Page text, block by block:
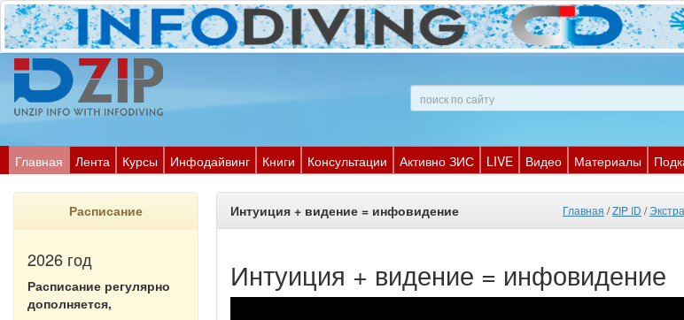
Главная Лента Курсы Инфодайвинг Книги Консультации Активно ЗИС LIVE Видео Материалы
Расписание
2026 год
Расписание регулярно
дополняется,
Интуиция + видение = инфовидение Главная /ZIP ID /
Интуиция + видение = инфовидение